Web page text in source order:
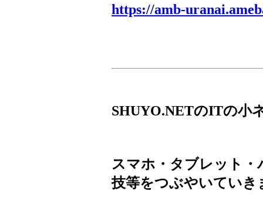
https://amb-
SHUYO.NETのITの小
スマホ・タブレット・
技等をつぶやいていき